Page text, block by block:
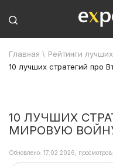
Главная \ Рейтинги
10 лучших стратегий про
10 ЛУЧШИХ
МИРОВУЮ
Обновлено: 17.02.2026, просмотров: